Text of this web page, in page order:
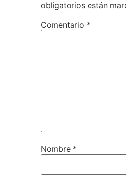
obligatorios están
Comentario *
Nombre *